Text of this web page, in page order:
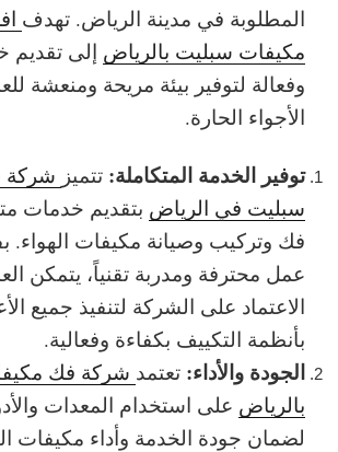
المطلوبة في مدينة الرياض. تهدف
مكيفات سبليت بالرياض إلى تقديم
وفعالة لتوفير بيئة مريحة ومنعشة
الأجواء الحارة.
توفير الخدمة المتكاملة: تتميز شركة
سبليت في الرياض بتقديم خدمات
فك وتركيب وصيانة مكيفات
عمل محترفة ومدربة تقنياً، يتمكن
الاعتماد على الشركة لتنفيذ جميع
بأنظمة التكييف بكفاءة وفعالية.
الجودة والأداء: تعتمد شركة فك
بالرياض على استخدام المعدات
لضمان جودة الخدمة وأداء مكيفات